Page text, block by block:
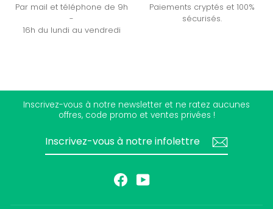
Par mail et téléphone de 9h
-
16h du lundi au vendredi
Paiements cryptés et 100%
sécurisés.
Inscrivez-vous à notre newsletter et ne ratez aucunes
offres, code promo et ventes privées !
FacebookYouTube